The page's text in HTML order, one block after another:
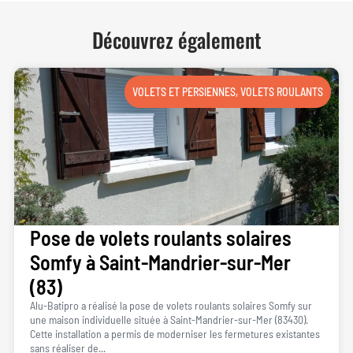
Découvrez également
VOLETS ET PERSIENNES,VOLETS ROULANTS
Pose de volets roulants solaires
Somfy à Saint-Mandrier-sur-Mer
(83)
Alu-Batipro a réalisé la pose de volets roulants solaires Somfy sur
une maison individuelle située à Saint-Mandrier-sur-Mer (83430).
Cette installation a permis de moderniser les fermetures existantes
sans réaliser de...